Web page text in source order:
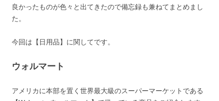
良かったものが色々と出てきたので備忘録も兼ねてまとめまし
た。
今回は【日用品】に関してです。
ウォルマート
アメリカに本部を置く世界最大級のスーパーマーケットである